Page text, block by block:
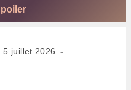
5 juillet 2026